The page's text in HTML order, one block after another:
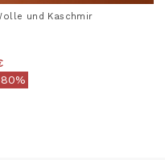
und Kaschmir
from